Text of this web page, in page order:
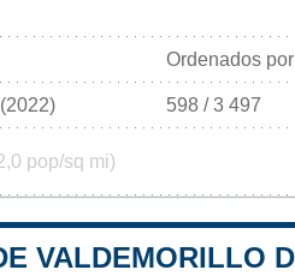
Ordenados
598 / 3 497
pop/sq mi)
VALDEMORILLO